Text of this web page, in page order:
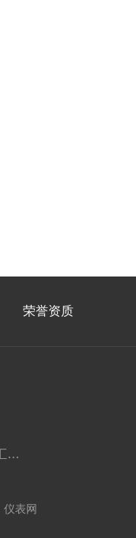
荣誉资质
西安市航天基地神舟五路与工业二路交汇处西安建工科技创业基地
仪表网